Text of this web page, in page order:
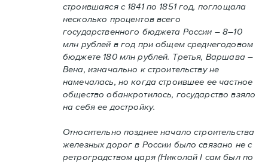
строившаяся с 1841 по 1851 год, поглощала
несколько процентов всего
государственного бюджета России – 8–10
млн рублей в год при общем среднегодовом
бюджете 180 млн рублей. Третья, Варшава –
Вена, изначально к строительству не
намечалась, но когда строившее ее частное
общество обанкротилось, государство взяло
на себя ее достройку.
Относительно позднее начало строительства
железных дорог в России было связано не с
ретроградством царя (Николай I сам был по